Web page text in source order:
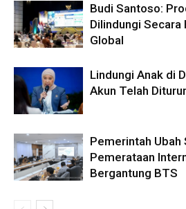
Budi Santoso:
Dilindungi Secara
Global
Lindungi Anak di
Akun Telah
Pemerintah Ubah
Pemerataan
Bergantung BTS